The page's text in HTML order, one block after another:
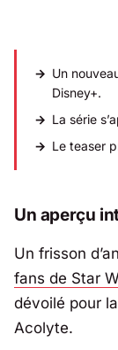
Un
Disney+.
La série
Le teaser
Un aperçu
Un frisson
fans de Star
dévoilé pour la
Acolyte.